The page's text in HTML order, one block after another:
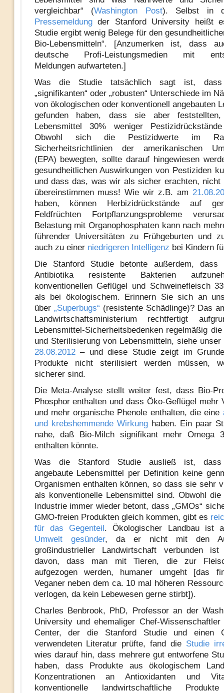
vergleichbar“ (Washington Post). Selbst in
Pressemeldungder Stanford University heißt
Studie ergibt wenig Belege für den
Bio-Lebensmitteln“. [Anzumerken ist, dass
deutsche Profi-Leistungsmedien mit
Meldungen aufwarteten.]
Was die Studie tatsächlich sagt ist,
„signifikanten“ oder „robusten“ Unterschiede im
von ökologischen oder konventionell angebauten
gefunden haben, dass sie aber
Lebensmittel 30% weniger
Obwohl sich die Pestizidwerte im
Sicherheitsrichtlinien der amerikanischen
(EPA) bewegten, sollte darauf hingewiesen
gesundheitlichen Auswirkungen von Pestiziden
und dass das, was wir als sicher erachten, nicht
übereinstimmen muss! Wie wir z.B. am
haben, können Herbizidrückstände auf
Feldfrüchten Fortpflanzungsprobleme
Belastung mit Organophosphaten kann nach
führender Universitäten zu Frühgeburten und
auch zu einer niedrigeren Intelligenz bei Kindern
Die Stanford Studie betonte außerdem, dass
Antibiotika resistente Bakterien
konventionellen Geflügel und Schweinefleisch
als bei ökologischem. Erinnern Sie sich an
über „Superbugs“ (resistente Schädlinge)? Das
Landwirtschaftsministerium rechtfertigt
Lebensmittel-Sicherheitsbedenken regelmäßig
und Sterilisierung von Lebensmitteln, siehe
28.08.2012– und diese Studie zeigt im
Produkte nicht sterilisiert werden müssen,
sicherer sind.
Die Meta-Analyse stellt weiter fest, dass Bio-
Phosphor enthalten und dass Öko-Geflügel mehr
und mehr organische Phenole enthalten, die eine
und krebshemmende Wirkunghaben. Ein paar
nahe, daß Bio-Milch signifikant mehr Omega
enthalten könnte.
Was die Stanford Studie ausließ ist, dass
angebaute Lebensmittel per Definition keine
Organismen enthalten können, so dass sie sehr
als konventionelle Lebensmittel sind. Obwohl die
Industrie immer wieder betont, dass „GMOs“
GMO-freien Produkten gleich kommen, gibt es
für das Gegenteil. Ökologischer Landbau ist
Umwelt gesünder, da er nicht mit den
großindustrieller Landwirtschaft verbunden ist
davon, dass man mit Tieren, die zur
aufgezogen werden, humaner umgeht [das
Veganer neben dem ca. 10 mal höheren
verlogen, da kein Lebewesen gerne stirbt]).
Charles Benbrook, PhD, Professor an der
University und ehemaliger Chef-
Center, der die Stanford Studie und einen
verwendeten Literatur prüfte, fand die Studie
wies darauf hin, dass mehrere gut entworfene
haben, dass Produkte aus ökologischem
Konzentrationen an Antioxidanten und
konventionelle landwirtschaftliche